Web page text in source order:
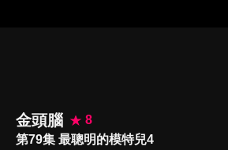
金頭腦
8
第79集 最聰明的模特兒4